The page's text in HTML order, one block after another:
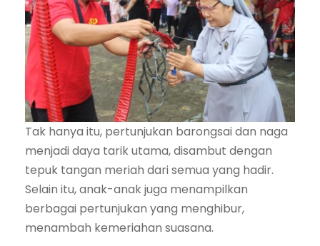
Tak hanya itu, pertunjukan barongsai dan naga
menjadi daya tarik utama, disambut dengan
tepuk tangan meriah dari semua yang hadir.
Selain itu, anak-anak juga menampilkan
berbagai pertunjukan yang menghibur,
menambah kemeriahan suasana.